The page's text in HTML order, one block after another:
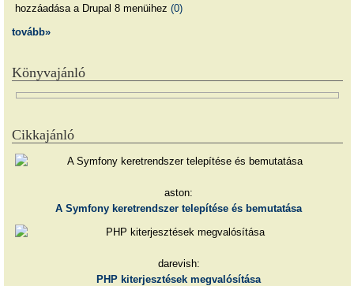
hozzáadása a Drupal 8 menüihez (0)
tovább»
Könyvajánló
Cikkajánló
aston:
A Symfony keretrendszer telepítése és bemutatása
darevish:
PHP kiterjesztések megvalósítása